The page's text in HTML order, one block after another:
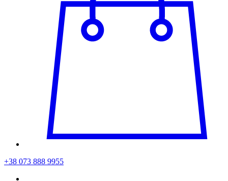
+38 073 888 9955